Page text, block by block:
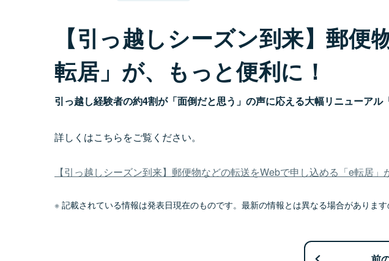
【引っ越しシーズン到来】郵
転居」が、もっと便利に！
引っ越し経験者の約4割が「面倒だと思う」の声に応える大幅リニューア
詳しくはこちらをご覧ください。
【引っ越しシーズン到来】郵便物などの転送をWebで申し込める「e転居」
記載されている情報は発表日現在のものです。最新の情報とは異なる場合があります